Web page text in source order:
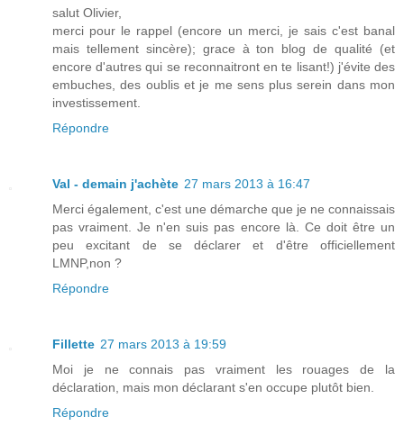
salut Olivier,
merci pour le rappel (encore un merci, je sais c'est banal
mais tellement sincère); grace à ton blog de qualité (et
encore d'autres qui se reconnaitront en te lisant!) j'évite des
embuches, des oublis et je me sens plus serein dans mon
investissement.
Répondre
Val - demain j'achète 27 mars 2013 à 16:47
Merci également, c'est une démarche que je ne connaissais
pas vraiment. Je n'en suis pas encore là. Ce doit être un
peu excitant de se déclarer et d'être officiellement
LMNP,non ?
Répondre
Fillette 27 mars 2013 à 19:59
Moi je ne connais pas vraiment les rouages de la
déclaration, mais mon déclarant s'en occupe plutôt bien.
Répondre